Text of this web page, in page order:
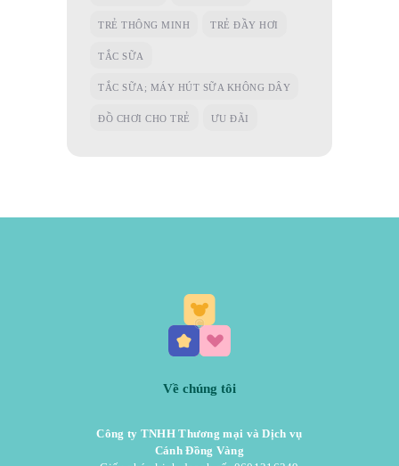
TRẺ THÔNG MINH TRẺ ĐẦY HƠI
TẮC SỮA
TẮC SỮA; MÁY HÚT SỮA KHÔNG DÂY
ĐỒ CHƠI CHO TRẺ ƯU ĐÃI
Về chúng tôi
Công ty TNHH Thương mại và Dịch vụ
Cánh Đồng Vàng